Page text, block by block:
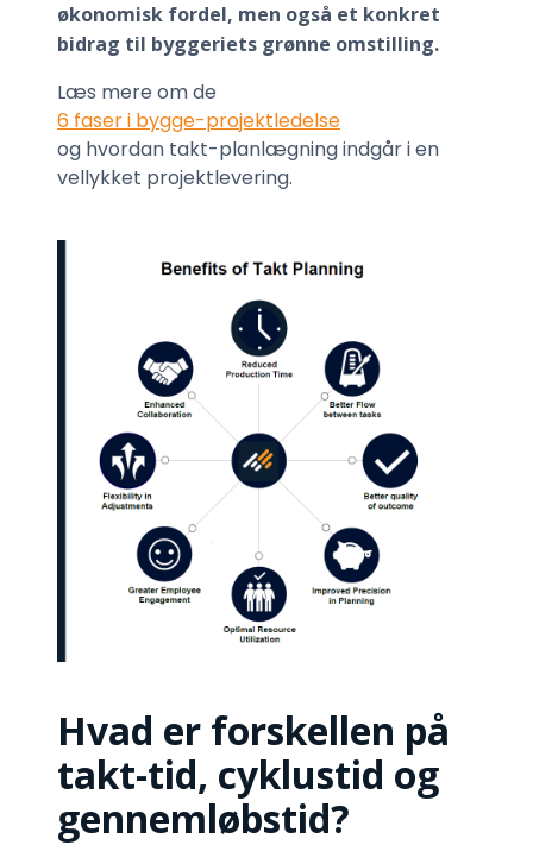
økonomisk fordel, men også et konkret
bidrag til byggeriets grønne omstilling.
Læs mere om de
6 faser i bygge-projektledelse
og hvordan takt-planlægning indgår i en
vellykket projektlevering.
Hvad er forskellen på
takt-tid, cyklustid og
gennemløbstid?